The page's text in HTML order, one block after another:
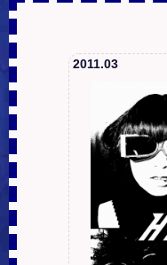
2011.03